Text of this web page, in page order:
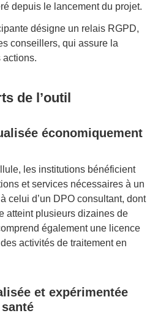
depuis le lancement du projet.
désigne un relais RGPD,
conseillers, qui assure la
actions.
de l’outil
économiquement
les institutions bénéficient
et services nécessaires à un
celui d’un DPO consultant, dont
atteint plusieurs dizaines de
également une licence
activités de traitement en
et expérimentée